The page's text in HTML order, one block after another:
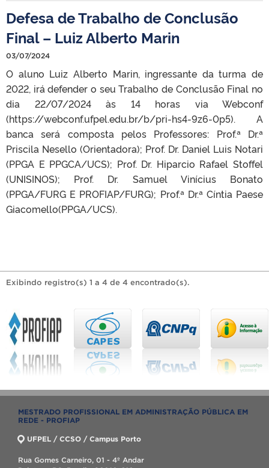
Defesa de Trabalho de Conclusão
Final – Luiz Alberto Marin
03/07/2024
O aluno Luiz Alberto Marin, ingressante da turma de
2022, irá defender o seu Trabalho de Conclusão Final no
dia 22/07/2024 às 14 horas via Webconf
(https://webconf.ufpel.edu.br/b/pri-hs4-9z6-0p5). A
banca será composta pelos Professores: Prof.ª Dr.ª
Priscila Nesello (Orientadora); Prof. Dr. Daniel Luis Notari
(PPGA E PPGCA/UCS); Prof. Dr. Hiparcio Rafael Stoffel
(UNISINOS); Prof. Dr. Samuel Vinícius Bonato
(PPGA/FURG E PROFIAP/FURG); Prof.ª Dr.ª Cíntia Paese
Giacomello(PPGA/UCS).
Exibindo registro(s) 1 a 4 de 4 encontrado(s).
MESTRADO PROFISSIONAL EM ADMINISTRAÇÃO PÚBLICA EM
REDE - PROFIAP
UFPEL / CCSO / Campus Porto
Rua Gomes Carneiro, 01 - 4º Andar